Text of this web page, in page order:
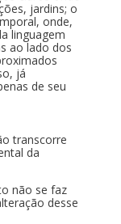
jardins; o
onde,
linguagem
ao lado dos
já
de seu
transcorre
da
não se faz
desse